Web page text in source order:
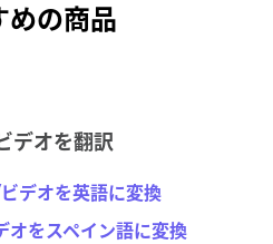
めの商品
デオを翻訳
デオを英語に変換
オをスペイン語に変換